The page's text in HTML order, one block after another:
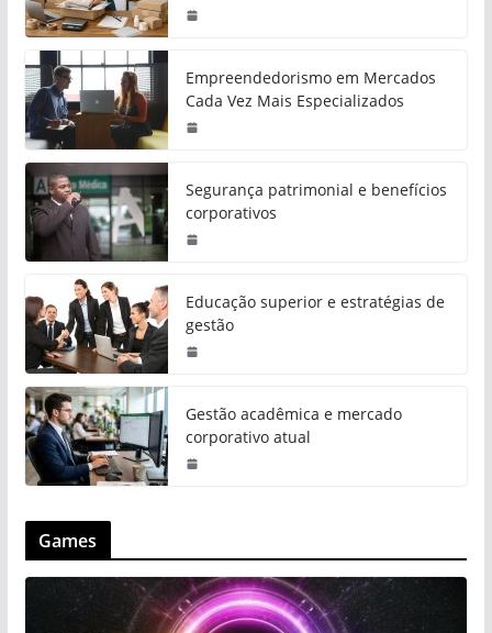
Empreendedorismo em Mercados
Cada Vez Mais Especializados
Segurança patrimonial e benefícios
corporativos
Educação superior e estratégias de
gestão
Gestão acadêmica e mercado
corporativo atual
Games